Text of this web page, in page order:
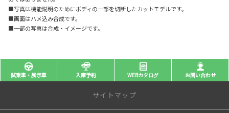
■写真は機能説明のためにボディの一部を切断したカットモデルです。
■画面はハメ込み合成です。
■一部の写真は合成・イメージです。
試乗車・展示車 入庫予約 WEBカタログ お問い合わせ
サイトマップ